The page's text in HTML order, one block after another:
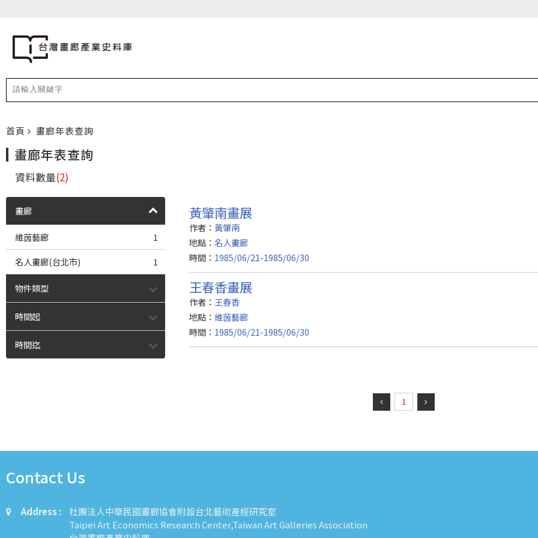
首頁 畫廊年表查詢
畫廊年表查詢
資料數量(2)
畫廊
維茵藝廊
1
名人畫廊(台北市)
1
物件類型
時間起
時間迄
黃肇南畫展
作者： 黃肇南
地點： 名人畫廊
時間： 1985/06/21-1985/06/30
王春香畫展
作者： 王春香
地點： 維茵藝廊
時間： 1985/06/21-1985/06/30
1
Contact Us
Address :
社團法人中華民國畫廊協會附設台北藝術產經研究室
Taipei Art Economics Research Center,Taiwan Art Galleries Association